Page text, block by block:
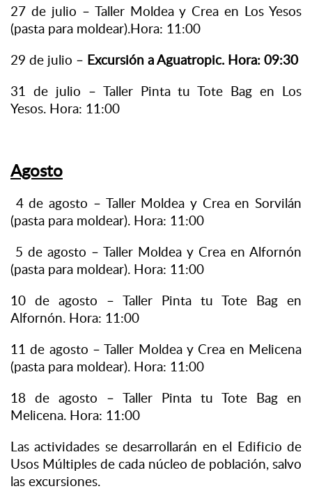
27 de julio – Taller Moldea y Crea en Los Yesos
(pasta para moldear).Hora: 11:00
29 de julio – Excursión a Aguatropic. Hora: 09:30
31 de julio – Taller Pinta tu Tote Bag en Los
Yesos. Hora: 11:00
Agosto
4 de agosto – Taller Moldea y Crea en Sorvilán
(pasta para moldear). Hora: 11:00
5 de agosto – Taller Moldea y Crea en Alfornón
(pasta para moldear). Hora: 11:00
10 de agosto – Taller Pinta tu Tote Bag en
Alfornón. Hora: 11:00
11 de agosto – Taller Moldea y Crea en Melicena
(pasta para moldear). Hora: 11:00
18 de agosto – Taller Pinta tu Tote Bag en
Melicena. Hora: 11:00
Las actividades se desarrollarán en el Edificio de
Usos Múltiples de cada núcleo de población, salvo
las excursiones.